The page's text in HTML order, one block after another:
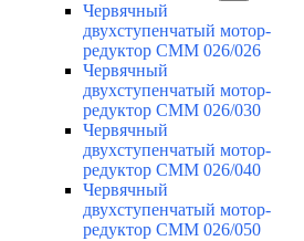
Червячный
двухступенчатый мотор-
редуктор CMM 026/026
Червячный
двухступенчатый мотор-
редуктор CMM 026/030
Червячный
двухступенчатый мотор-
редуктор CMM 026/040
Червячный
двухступенчатый мотор-
редуктор CMM 026/050